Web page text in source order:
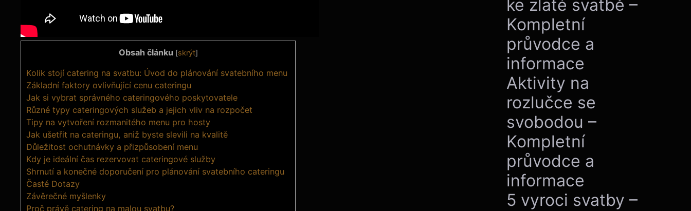
Obsah článku [skrýt]
Kolik stojí catering na svatbu: Úvod do plánování svatebního menu
Základní faktory ovlivňující cenu cateringu
Jak si vybrat správného cateringového poskytovatele
Různé typy cateringových služeb a jejich vliv na rozpočet
Tipy na vytvoření rozmanitého menu pro hosty
Jak ušetřit na cateringu, aniž byste slevili na kvalitě
Důležitost ochutnávky a přizpůsobení menu
Kdy je ideální čas rezervovat cateringové služby
Shrnutí a konečné doporučení pro plánování svatebního cateringu
Časté Dotazy
Závěrečné myšlenky
Proč právě catering na malou svatbu?
ke zlaté svatbě –
Kompletní
průvodce a
informace
Aktivity na
rozlučce se
svobodou –
Kompletní
průvodce a
informace
5 vyroci svatby –